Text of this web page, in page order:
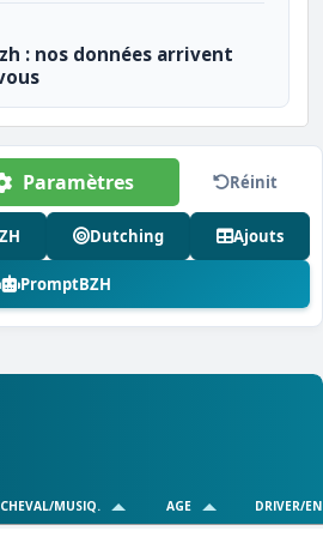
: nos données arrivent
Paramètres Réinit
Dutching Ajouts
PromptBZH
CHEVAL/MUSIQ. AGE DRIVER/